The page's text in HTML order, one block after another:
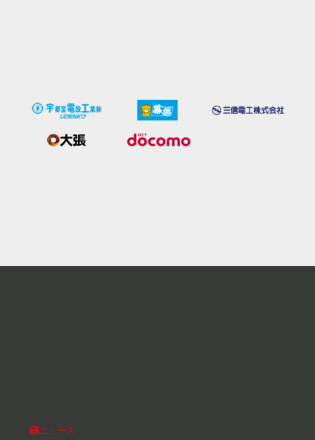
ニュース